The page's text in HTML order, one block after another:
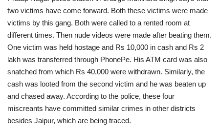
two victims have come forward. Both these victims were made
victims by this gang. Both were called to a rented room at
different times. Then nude videos were made after beating them.
One victim was held hostage and Rs 10,000 in cash and Rs 2
lakh was transferred through PhonePe. His ATM card was also
snatched from which Rs 40,000 were withdrawn. Similarly, the
cash was looted from the second victim and he was beaten up
and chased away. According to the police, these four
miscreants have committed similar crimes in other districts
besides Jaipur, which are being traced.